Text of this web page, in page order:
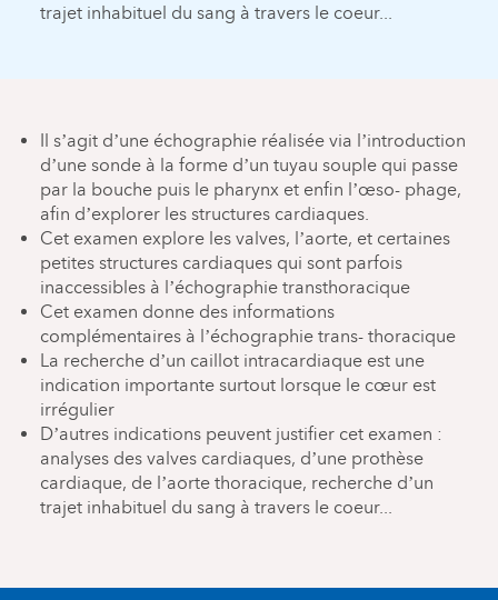
trajet inhabituel du sang à travers le coeur...
Il s’agit d’une échographie réalisée via l’introduction
d’une sonde à la forme d’un tuyau souple qui passe
par la bouche puis le pharynx et enfin l’œso- phage,
afin d’explorer les structures cardiaques.
Cet examen explore les valves, l’aorte, et certaines
petites structures cardiaques qui sont parfois
inaccessibles à l’échographie transthoracique
Cet examen donne des informations
complémentaires à l’échographie trans- thoracique
La recherche d’un caillot intracardiaque est une
indication importante surtout lorsque le cœur est
irrégulier
D’autres indications peuvent justifier cet examen :
analyses des valves cardiaques, d’une prothèse
cardiaque, de l’aorte thoracique, recherche d’un
trajet inhabituel du sang à travers le coeur...